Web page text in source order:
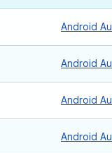
Android
Android
Android
Android